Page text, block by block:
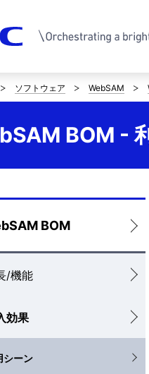
ソフトウェア WebSAM
BOM -
BOM
/機能
効果
シーン